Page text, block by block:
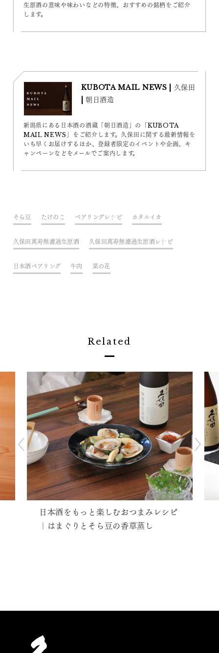
生原酒の意味や味わいなどの特徴、おすすめの銘柄をご紹介
します。
KUBOTA MAIL NEWS | 久保田
| 朝日酒造
新潟県にある日本酒の酒蔵「朝日酒造」の「KUBOTA
MAIL NEWS」をご紹介します。久保田に関する最新情報を
いち早くお届けするほか、登録者限定のイベントや企画、キ
ャンペーンなどをメールでご案内します。
そら豆 たけのこ ペアリングレシピ ホタルイカ
久保田萬寿無濾過生原酒 久保田萬寿無濾過生原酒レシピ
日本酒ペアリング 牛肉 菜の花
Related
日本酒をもっと楽しむおつまみレシピ
｜はまぐりとそら豆の香草蒸し